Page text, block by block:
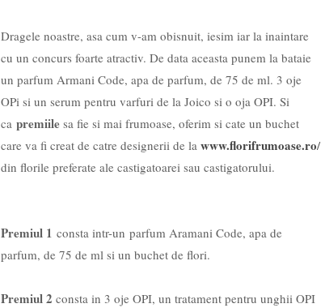
Dragele noastre, asa cum v-am obisnuit, iesim iar la inaintare
cu un concurs foarte atractiv. De data aceasta punem la bataie
un parfum Armani Code, apa de parfum, de 75 de ml. 3 oje
OPi si un serum pentru varfuri de la Joico si o oja OPI. Si
ca premiile sa fie si mai frumoase, oferim si cate un buchet
care va fi creat de catre designerii de la www.florifrumoase.ro/
din florile preferate ale castigatoarei sau castigatorului.
Premiul 1 consta intr-un parfum Aramani Code, apa de
parfum, de 75 de ml si un buchet de flori.
Premiul 2 consta in 3 oje OPI, un tratament pentru unghii OPI